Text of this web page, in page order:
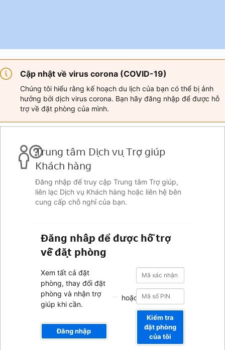
Cập nhật về virus corona (COVID-19)
Chúng tôi hiểu rằng kế hoạch du lịch của bạn có thể bị ảnh
hưởng bởi dịch virus corona. Bạn hãy đăng nhập để được hỗ
trợ về đặt phòng của mình.
Trung tâm Dịch vụ Trợ giúp
Khách hàng
Đăng nhập để truy cập Trung tâm Trợ giúp,
liên lạc Dịch vụ Khách hàng hoặc liên hệ bên
cung cấp chỗ nghỉ của bạn.
Đăng nhập để được hỗ trợ
về đặt phòng
Xem tất cả đặt
phòng, thay đổi đặt
phòng và nhận trợ
giúp khi cần.
Đăng nhập
hoặc
xác
nhận
Mã
nhận
Kiểm tra
đặt phòng
của tôi